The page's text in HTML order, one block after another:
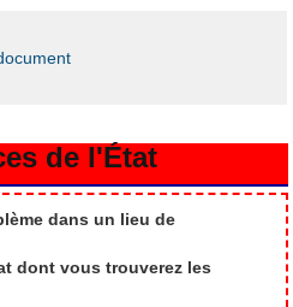
de l'État
dans un lieu de
dont vous trouverez les